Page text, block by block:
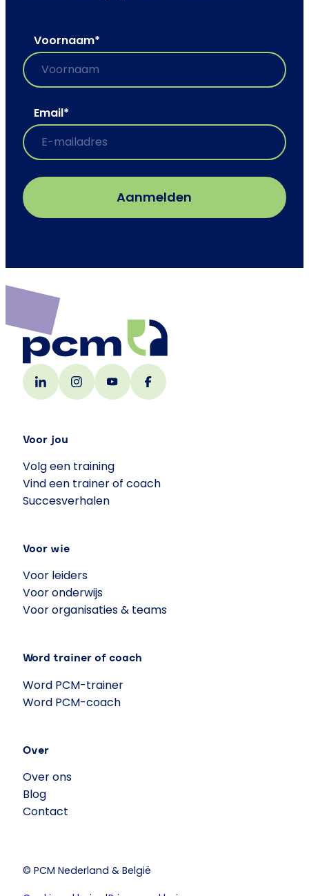
Voornaam*
Email*
Voor jou
Volg een training
Vind een trainer of coach
Succesverhalen
Voor wie
Voor leiders
Voor onderwijs
Voor organisaties & teams
Word trainer of coach
Word PCM-trainer
Word PCM-coach
Over
Over ons
Blog
Contact
© PCM Nederland & België